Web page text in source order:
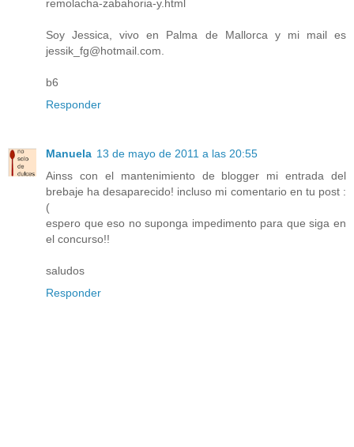
remolacha-zabahoria-y.html
Soy Jessica, vivo en Palma de Mallorca y mi mail es
jessik_fg@hotmail.com.
b6
Responder
Manuela 13 de mayo de 2011 a las 20:55
Ainss con el mantenimiento de blogger mi entrada del
brebaje ha desaparecido! incluso mi comentario en tu post :
(
espero que eso no suponga impedimento para que siga en
el concurso!!
saludos
Responder